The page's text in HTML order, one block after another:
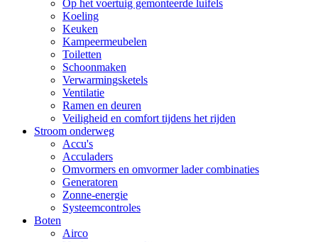
Op het voertuig gemonteerde luifels
Koeling
Keuken
Kampeermeubelen
Toiletten
Schoonmaken
Verwarmingsketels
Ventilatie
Ramen en deuren
Veiligheid en comfort tijdens het rijden
Stroom onderweg
Accu's
Acculaders
Omvormers en omvormer lader combinaties
Generatoren
Zonne-energie
Systeemcontroles
Boten
Airco